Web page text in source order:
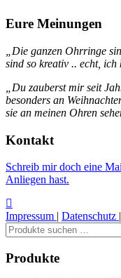
Eure Meinungen
„Die ganzen Ohrringe
sind so kreativ .. echt,
„Du zauberst mir seit
besonders an
sie an meinen Ohren
Kontakt
Schreib mir doch eine
Anliegen hast.
Impressum | Datenschutz |
Suchen
nach:
Produkte